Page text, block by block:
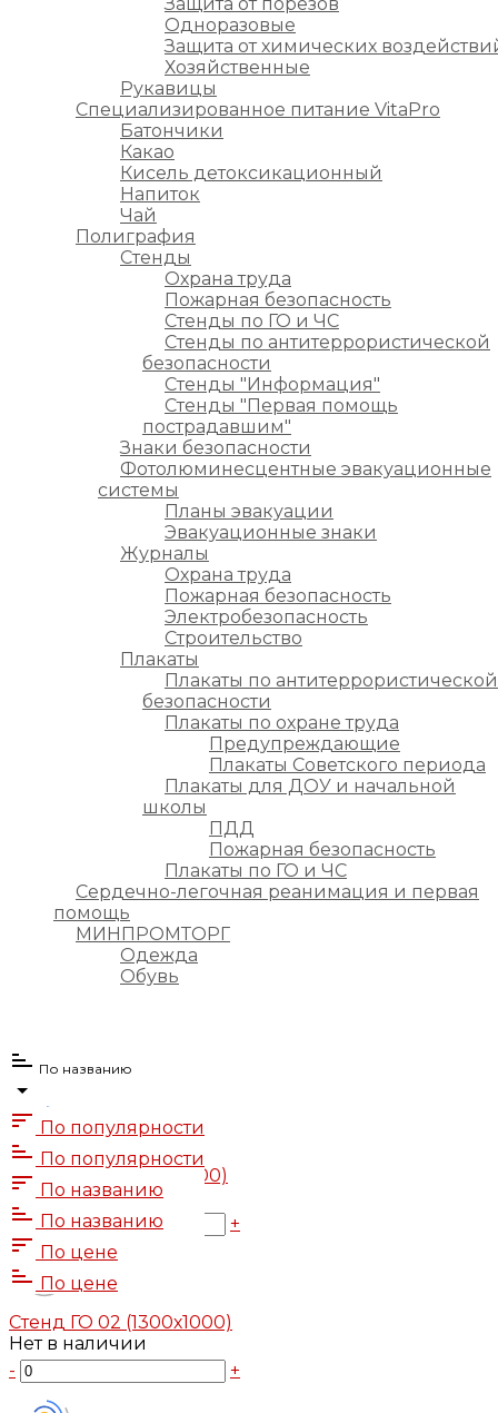
Одноразовые
Защита от химических
Хозяйственные
Рукавицы
Специализированное питание VitaPro
Батончики
Какао
Кисель детоксикационный
Напиток
Чай
Полиграфия
Стенды
Охрана труда
Пожарная безопасность
Стенды по ГО и ЧС
Стенды по антитеррористической
безопасности
Стенды "Информация"
Стенды "Первая помощь
пострадавшим"
Знаки безопасности
Фотолюминесцентные эвакуационные
системы
Планы эвакуации
Эвакуационные знаки
Журналы
Охрана труда
Пожарная безопасность
Электробезопасность
Строительство
Плакаты
Плакаты по антитеррористической
безопасности
Плакаты по охране труда
Предупреждающие
Плакаты Советского периода
Плакаты для ДОУ и начальной
школы
ПДД
Пожарная безопасность
Плакаты по ГО и ЧС
Сердечно-легочная реанимация и первая
помощь
МИНПРОМТОРГ
Одежда
Обувь
По названию
По популярности
По популярности
По названию
По названию
По цене
По цене
Стенд ГО 01 (1200х1000)
Нет в наличии
-
+
Стенд ГО 02 (1300х1000)
Нет в наличии
-
+